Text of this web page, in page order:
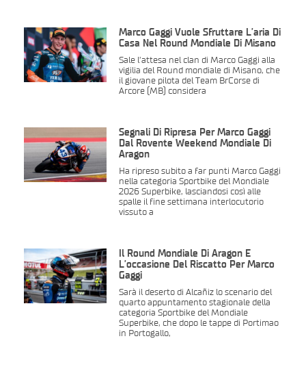
Marco Gaggi Vuole Sfruttare L’aria Di
Casa Nel Round Mondiale Di Misano
Sale l’attesa nel clan di Marco Gaggi alla
vigilia del Round mondiale di Misano, che
il giovane pilota del Team BrCorse di
Arcore (MB) considera
Segnali Di Ripresa Per Marco Gaggi
Dal Rovente Weekend Mondiale Di
Aragon
Ha ripreso subito a far punti Marco Gaggi
nella categoria Sportbike del Mondiale
2026 Superbike, lasciandosi così alle
spalle il fine settimana interlocutorio
vissuto a
Il Round Mondiale Di Aragon È
L’occasione Del Riscatto Per Marco
Gaggi
Sarà il deserto di Alcañiz lo scenario del
quarto appuntamento stagionale della
categoria Sportbike del Mondiale
Superbike, che dopo le tappe di Portimao
in Portogallo,